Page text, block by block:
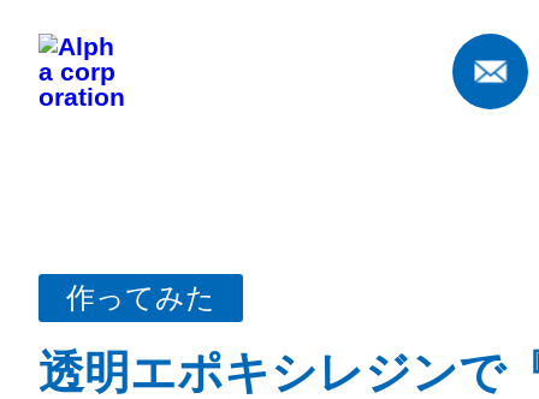
作ってみた
透明エポキシレジンで